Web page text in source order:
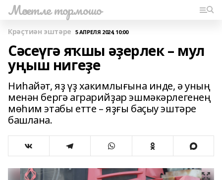
Мәсетле тормошо
Крәҫтиән эштәре 5 АПРЕЛЯ 2024, 10:00
Сәсеүгә яҡшы әҙерлек – мул
уңыш нигеҙе
Ниһайәт, яҙ үҙ хакимлығына инде, ә уның
менән бергә аграрийҙар эшмәкәрлегенең
мөһим этабы етте – яҙғы баҫыу эштәре
башлана.